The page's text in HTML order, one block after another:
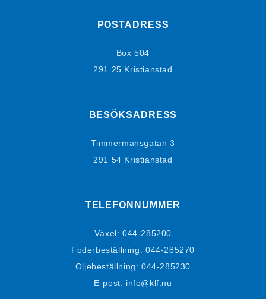
POSTADRESS
Box 504
291 25 Kristianstad
BESÖKSADRESS
Timmermansgatan 3
291 54 Kristianstad
TELEFONNUMMER
Växel:044-285200
Foderbeställning: 044-285270
Oljebeställning:044-285230
E-post: info@klf.nu